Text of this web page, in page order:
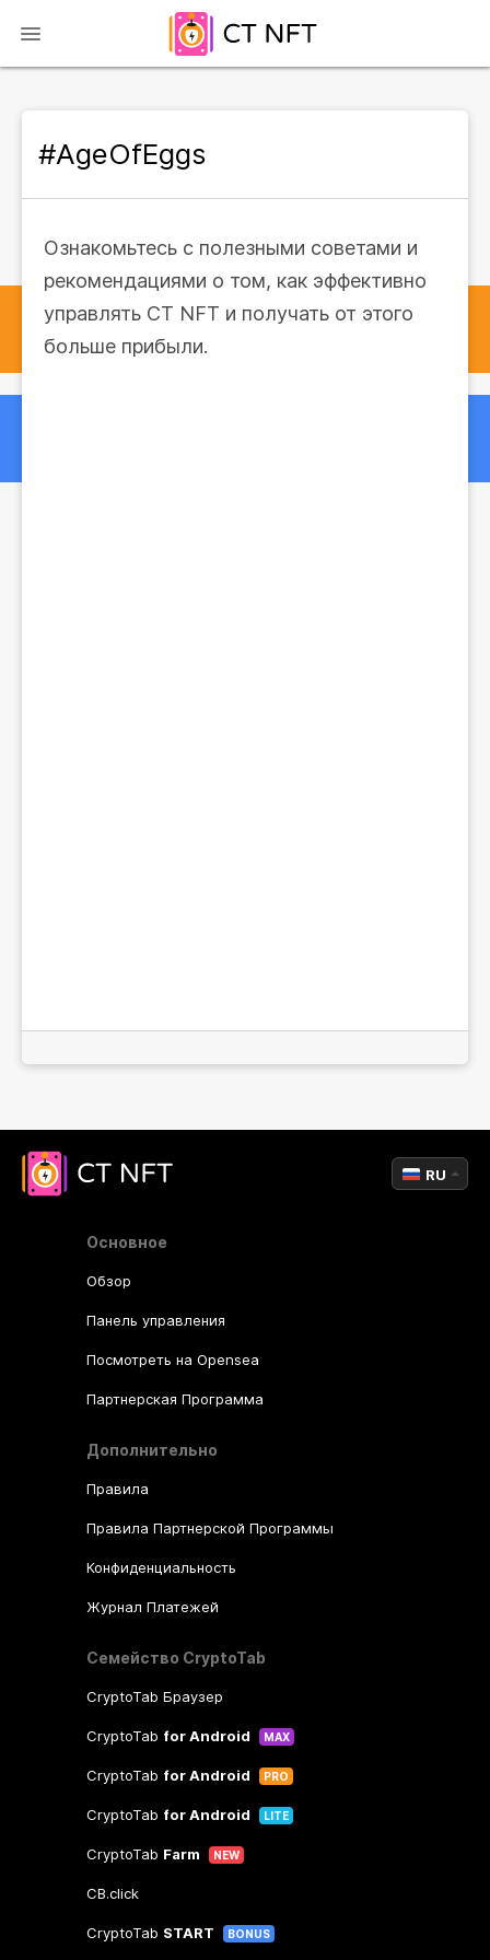
#AgeOfEggs
Ознакомьтесь с полезными советами и
рекомендациями о том, как эффективно
управлять CT NFT и получать от этого
больше прибыли.
Основное
Обзор
Панель управления
Посмотреть на Opensea
Партнерская Программа
Дополнительно
Правила
Правила Партнерской Программы
Конфиденциальность
Журнал Платежей
Семейство CryptoTab
CryptoTab Браузер
CryptoTab for Android MAX
CryptoTab for Android PRO
CryptoTab for Android LITE
CryptoTab Farm NEW
CB.click
CryptoTab START BONUS
RU